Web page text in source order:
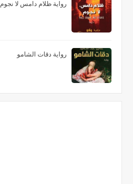
رواية ظلام دامس لا نجوم
رواية دقات الشامو